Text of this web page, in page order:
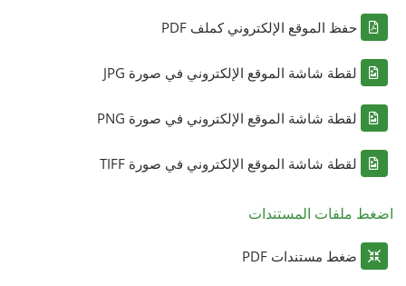
حفظ الموقع الإلكتروني كملف PDF
لقطة شاشة الموقع الإلكتروني في صورة JPG
لقطة شاشة الموقع الإلكتروني في صورة PNG
لقطة شاشة الموقع الإلكتروني في صورة TIFF
اضغط ملفات المستندات
ضغط مستندات PDF